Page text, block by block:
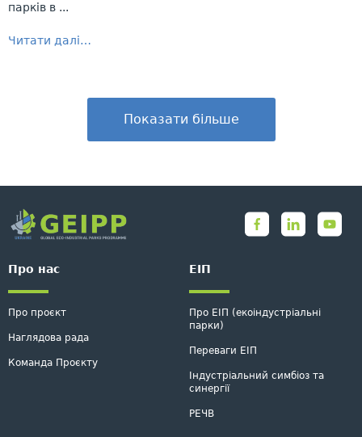
парків в ...
Читати далі…
Показати більше
Про нас
Про проєкт
Наглядова рада
Команда Проєкту
ЕІП
Про ЕІП (екоіндустріальні
парки)
Переваги ЕІП
Індустріальний симбіоз та
синергії
РЕЧВ